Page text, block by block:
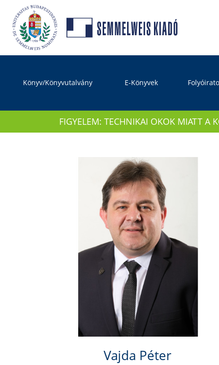
Könyv/Könyvutalvány E-Könyvek
FIGYELEM: TECHNIKAI OKOK MIATT A
Vajda Péter